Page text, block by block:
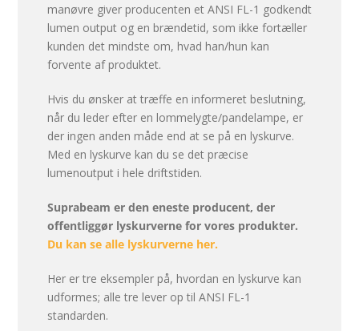
manøvre giver producenten et ANSI FL-1 godkendt
lumen output og en brændetid, som ikke fortæller
kunden det mindste om, hvad han/hun kan
forvente af produktet.
Hvis du ønsker at træffe en informeret beslutning,
når du leder efter en lommelygte/pandelampe, er
der ingen anden måde end at se på en lyskurve.
Med en lyskurve kan du se det præcise
lumenoutput i hele driftstiden.
Suprabeam er den eneste producent, der
offentliggør lyskurverne for vores produkter.
Du kan se alle lyskurverne her.
Her er tre eksempler på, hvordan en lyskurve kan
udformes; alle tre lever op til ANSI FL-1
standarden.